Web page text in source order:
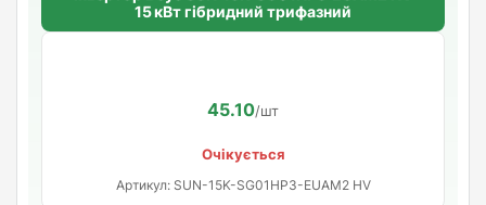
15 кВт гібридний трифазний
45.10/шт
Очікується
Артикул: SUN-15K-SG01HP3-EUAM2 HV